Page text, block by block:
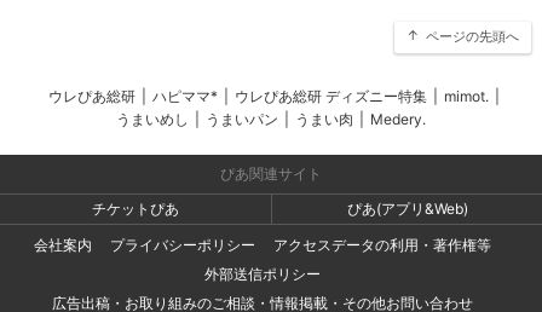
ページの先頭へ
ウレぴあ総研 ハピママ* ウレぴあ総研 ディズニー特集 mimot.
うまいめし
うまいパン うまい肉 Medery.
ぴあ関連サイト
チケットぴあ
ぴあ(アプリ&Web)
会社案内
プライバシーポリシー
アクセスデータの利用・著作権等
外部送信ポリシー
広告出稿・お取り組みのご相談・情報掲載・その他お問い合わせ